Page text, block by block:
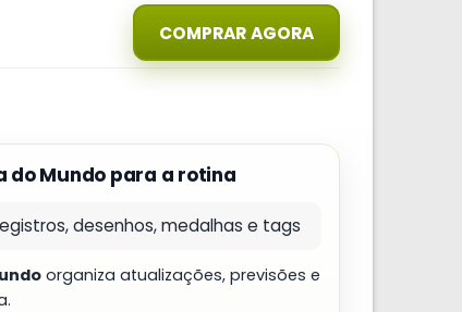
COMPRAR AGORA
do Mundo para a rotina
desenhos, medalhas e tags
organiza atualizações, previsões e